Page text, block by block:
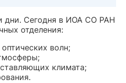
дни. Сегодня в ИОА СО РАН
отделения:
волн;
климата;